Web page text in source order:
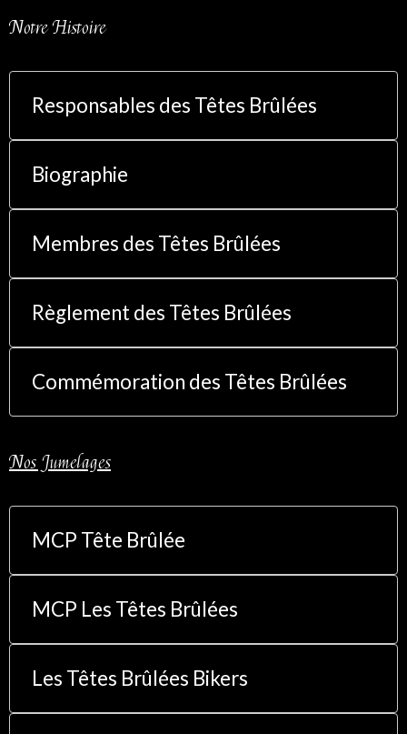
Notre Histoire
Responsables des Têtes Brûlées
Biographie
Membres des Têtes Brûlées
Règlement des Têtes Brûlées
Commémoration des Têtes Brûlées
Nos Jumelages
MCP Tête Brûlée
MCP Les Têtes Brûlées
Les Têtes Brûlées Bikers